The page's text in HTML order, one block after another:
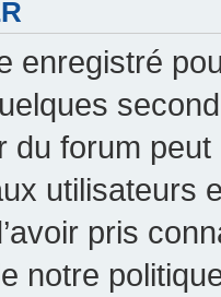
enregistré
du forum
utilisateurs
pris
notre